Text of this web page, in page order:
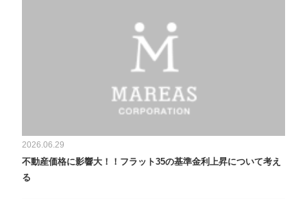
2026.06.29
不動産価格に影響大！！フラット35の基準金利上昇について考え
る